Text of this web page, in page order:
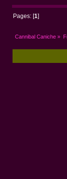
Pages: [1]
Cannibal Caniche »